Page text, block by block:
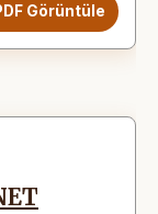
Görüntüle